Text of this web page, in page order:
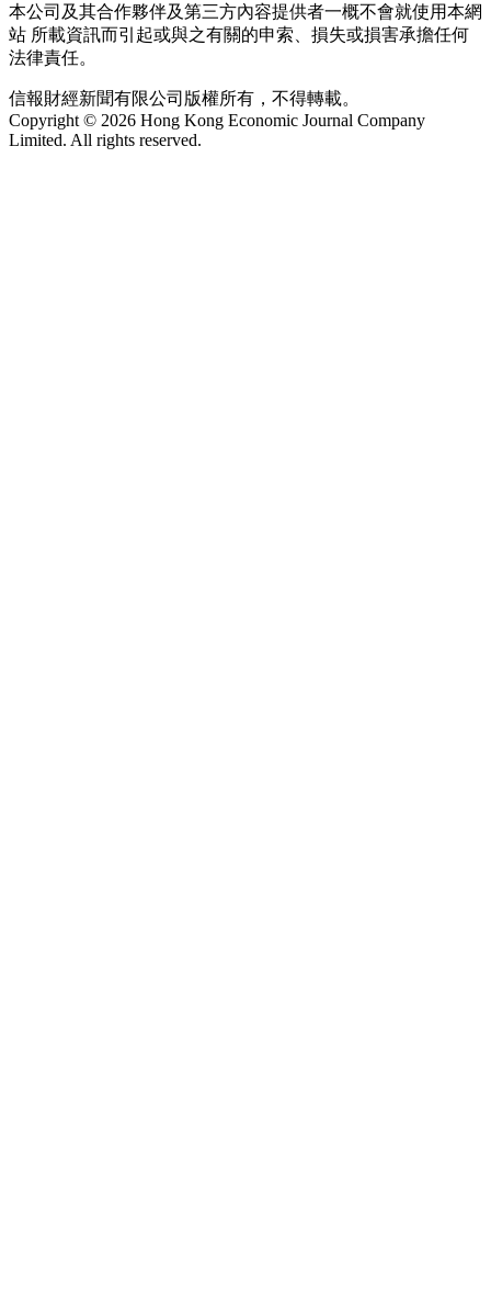
本公司及其合作夥伴及第三方內容提供者一概不會就使用本網
站 所載資訊而引起或與之有關的申索、損失或損害承擔任何
法律責任。
信報財經新聞有限公司版權所有，不得轉載。
Copyright © 2026 Hong Kong Economic Journal Company
Limited. All rights reserved.